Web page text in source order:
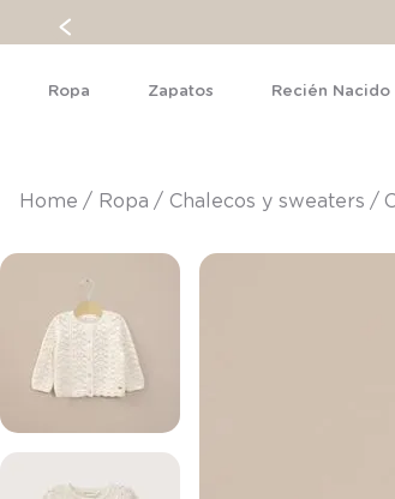
Ropa Zapatos Recién Nacido
ropa chalecos y sweaters